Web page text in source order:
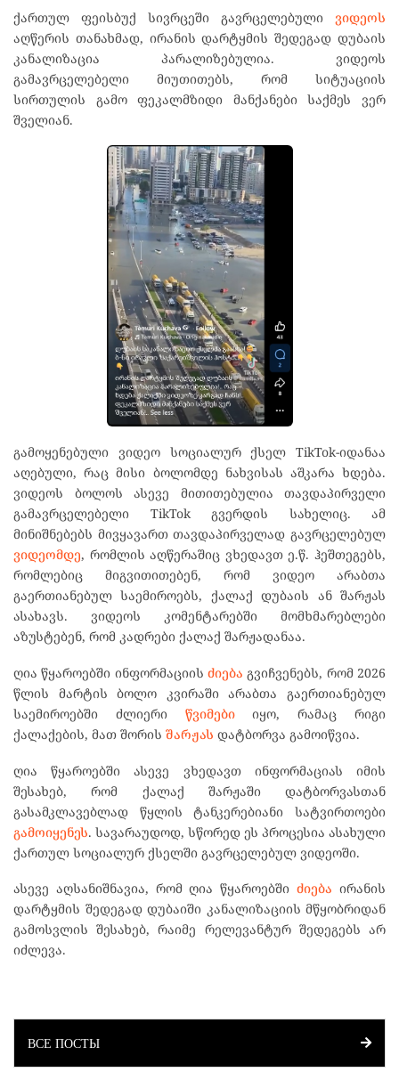
ქართულ ფეისბუქ სივრცეში გავრცელებული ვიდეოს
აღწერის თანახმად, ირანის დარტყმის შედეგად დუბაის
კანალიზაცია პარალიზებულია. ვიდეოს
გამავრცელებელი მიუთითებს, რომ სიტუაციის
სირთულის გამო ფეკალმზიდი მანქანები საქმეს ვერ
შველიან.
გამოყენებული ვიდეო სოციალურ ქსელ TikTok-იდანაა
აღებული, რაც მისი ბოლომდე ნახვისას აშკარა ხდება.
ვიდეოს ბოლოს ასევე მითითებულია თავდაპირველი
გამავრცელებელი TikTok გვერდის სახელიც. ამ
მინიშნებებს მივყავართ თავდაპირველად გავრცელებულ
ვიდეომდე, რომლის აღწერაშიც ვხედავთ ე.წ. ჰეშთეგებს,
რომლებიც მიგვითითებენ, რომ ვიდეო არაბთა
გაერთიანებულ საემიროებს, ქალაქ დუბაის ან შარჟას
ასახავს. ვიდეოს კომენტარებში მომხმარებლები
აზუსტებენ, რომ კადრები ქალაქ შარჟადანაა.
ღია წყაროებში ინფორმაციის ძიება გვიჩვენებს, რომ 2026
წლის მარტის ბოლო კვირაში არაბთა გაერთიანებულ
საემიროებში ძლიერი წვიმებიიყო, რამაც რიგი
ქალაქების, მათ შორის შარჟას დატბორვა გამოიწვია.
ღია წყაროებში ასევე ვხედავთ ინფორმაციას იმის
შესახებ, რომ ქალაქ შარჟაში დატბორვასთან
გასამკლავებლად წყლის ტანკერებიანი სატვირთოები
გამოიყენეს. სავარაუდოდ, სწორედ ეს პროცესია ასახული
ქართულ სოციალურ ქსელში გავრცელებულ ვიდეოში.
ასევე აღსანიშნავია, რომ ღია წყაროებშიძიება ირანის
დარტყმის შედეგად დუბაიში კანალიზაციის მწყობრიდან
გამოსვლის შესახებ, რაიმე რელევანტურ შედეგებს არ
იძლევა.
ВСЕ ПОСТЫ